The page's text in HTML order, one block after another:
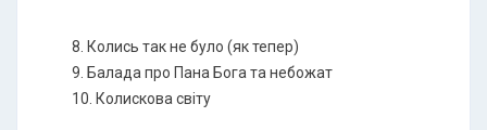
8. Колись так не було (як тепер)
9. Балада про Пана Бога та небожат
10. Колискова світу